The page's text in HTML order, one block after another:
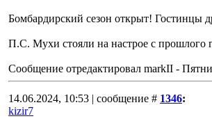
Бомбардирский сезон открыт! Гостинцы
П.С. Мухи стояли на настрое с прошлого
Сообщение отредактировал markII -
14.06.2024, 10:53 | сообщение # 1346:
kizir7